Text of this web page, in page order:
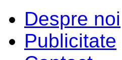
Despre noi
Publicitate